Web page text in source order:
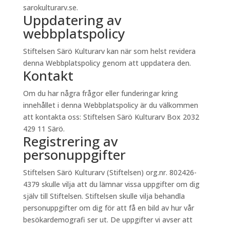
sarokulturarv.se.
Uppdatering av
webbplatspolicy
Stiftelsen Särö Kulturarv kan när som helst revidera
denna Webbplatspolicy genom att uppdatera den.
Kontakt
Om du har några frågor eller funderingar kring
innehållet i denna Webbplatspolicy är du välkommen
att kontakta oss: Stiftelsen Särö Kulturarv Box 2032
429 11 Särö.
Registrering av
personuppgifter
Stiftelsen Särö Kulturarv (Stiftelsen) org.nr. 802426-
4379 skulle vilja att du lämnar vissa uppgifter om dig
själv till Stiftelsen. Stiftelsen skulle vilja behandla
personuppgifter om dig för att få en bild av hur vår
besökardemografi ser ut. De uppgifter vi avser att